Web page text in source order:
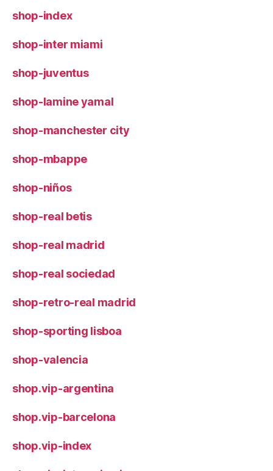
shop-index
shop-inter miami
shop-juventus
shop-lamine yamal
shop-manchester city
shop-mbappe
shop-niños
shop-real betis
shop-real madrid
shop-real sociedad
shop-retro-real madrid
shop-sporting lisboa
shop-valencia
shop.vip-argentina
shop.vip-barcelona
shop.vip-index